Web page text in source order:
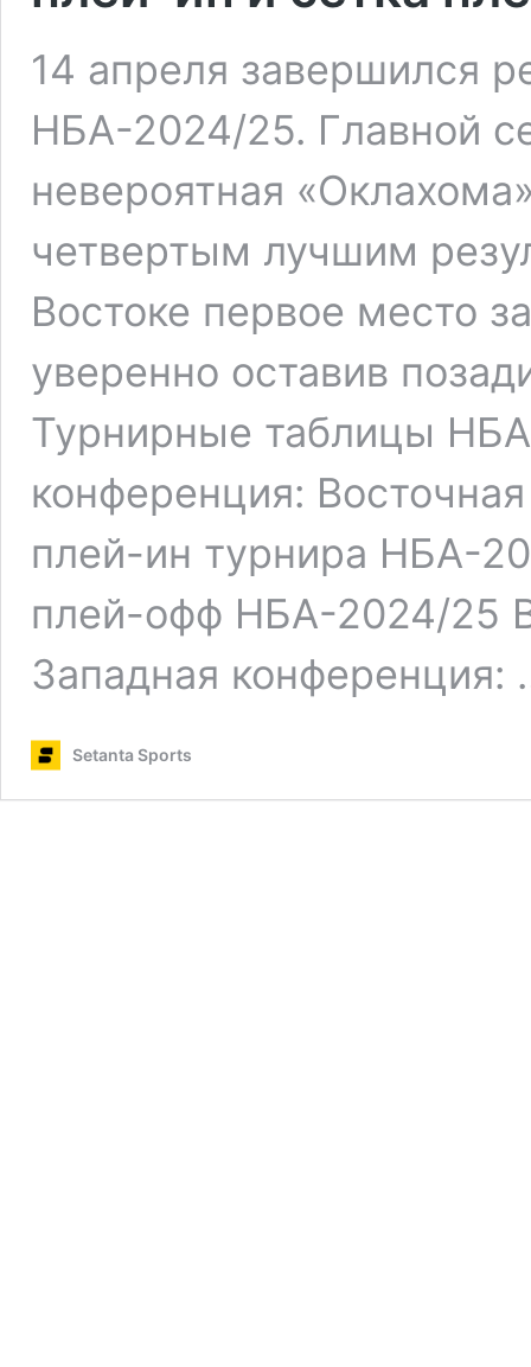
14 апреля завершился
НБА-2024/25. Главной
невероятная
четвертым лучшим
Востоке первое место
уверенно оставив
Турнирные таблицы
конференция:
плей-ин турнира НБА-
плей-офф НБА-2024/25
Западная
Setanta Sports